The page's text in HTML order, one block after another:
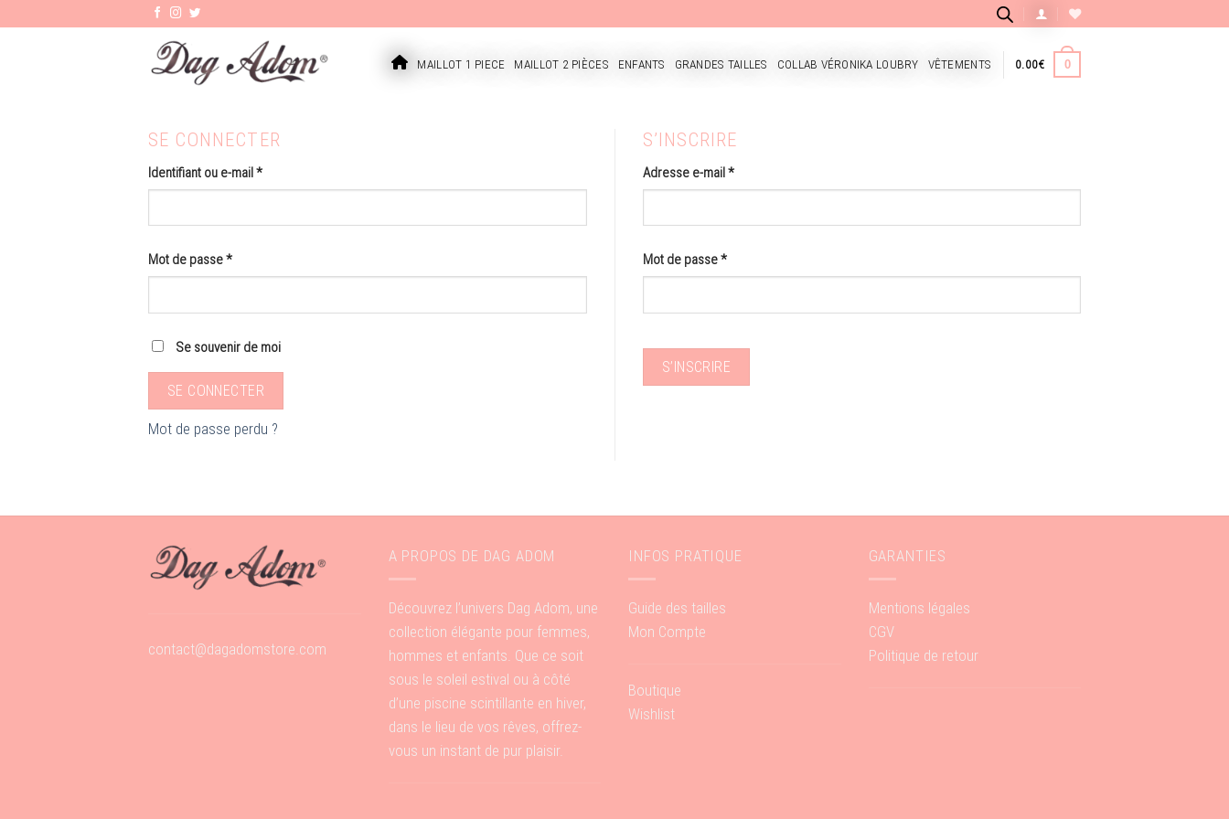
ACCUEILMAILLOT 1 PIECE MAILLOT 2 PIÈCES ENFANTS GRANDES TAILLES COLLAB VÉRONIKA LOUBRY VÊTEMENTS 0.00€ 0
SE CONNECTER
Identifiant ou e-mail*
Mot de passe*
Se souvenir de moi
SE CONNECTER
Mot de passe perdu ?
S’INSCRIRE
Adresse e-mail*
Mot de passe*
S’INSCRIRE
contact@dagadomstore.com
A PROPOS DE DAG ADOM
Découvrez l’univers Dag Adom, une
collection élégante pour femmes,
hommes et enfants. Que ce soit
sous le soleil estival ou à côté
d’une piscine scintillante en hiver,
dans le lieu de vos rêves, offrez-
vous un instant de pur plaisir.
INFOS PRATIQUE
Guide des tailles
Mon Compte
Boutique
Wishlist
GARANTIES
Mentions légales
CGV
Politique de retour